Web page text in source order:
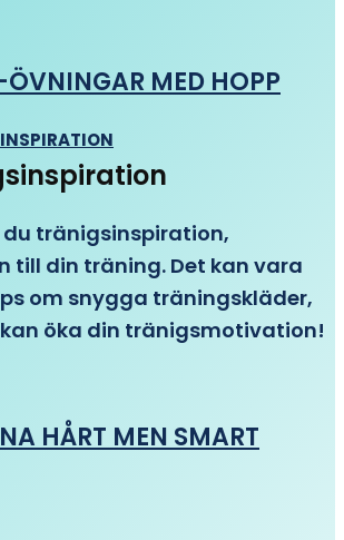
ÖVNINGAR MED HOPP
tränigsinspiration,
till din träning. Det kan vara
om snygga träningskläder,
öka din tränigsmotivation!
HÅRT MEN SMART